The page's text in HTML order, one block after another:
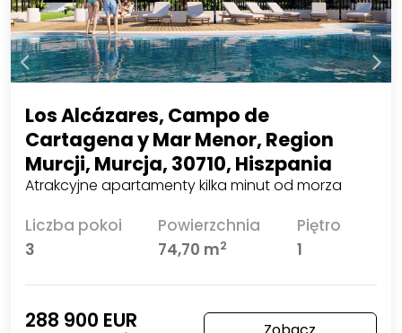
Los Alcázares, Campo de
Cartagena y Mar Menor, Region
Murcji, Murcja, 30710, Hiszpania
Atrakcyjne apartamenty kilka minut od morza
Liczba pokoi
3
Powierzchnia
74,70 m2
Piętro
1
288 900 EUR